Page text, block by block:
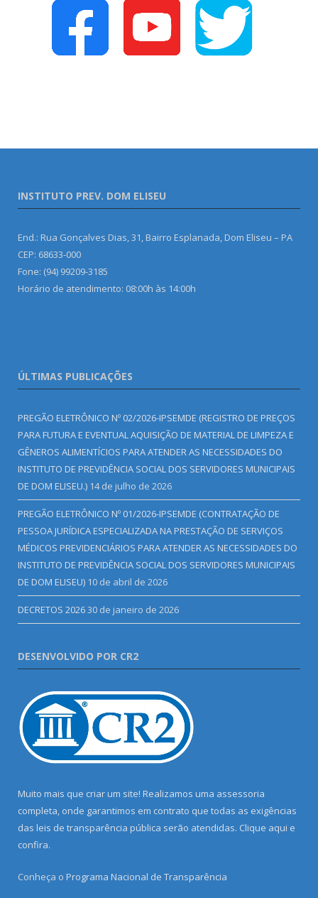
INSTITUTO PREV. DOM ELISEU
End.: Rua Gonçalves Dias, 31, Bairro Esplanada, Dom Eliseu – PA
CEP: 68633-000
Fone: (94) 99209-3185
Horário de atendimento: 08:00h às 14:00h
ÚLTIMAS PUBLICAÇÕES
PREGÃO ELETRÔNICO Nº 02/2026-IPSEMDE (REGISTRO DE PREÇOS
PARA FUTURA E EVENTUAL AQUISIÇÃO DE MATERIAL DE LIMPEZA E
GÊNEROS ALIMENTÍCIOS PARA ATENDER AS NECESSIDADES DO
INSTITUTO DE PREVIDÊNCIA SOCIAL DOS SERVIDORES MUNICIPAIS
DE DOM ELISEU.) 14 de julho de 2026
PREGÃO ELETRÔNICO Nº 01/2026-IPSEMDE (CONTRATAÇÃO DE
PESSOA JURÍDICA ESPECIALIZADA NA PRESTAÇÃO DE SERVIÇOS
MÉDICOS PREVIDENCIÁRIOS PARA ATENDER AS NECESSIDADES DO
INSTITUTO DE PREVIDÊNCIA SOCIAL DOS SERVIDORES MUNICIPAIS
DE DOM ELISEU) 10 de abril de 2026
DECRETOS 202630 de janeiro de 2026
DESENVOLVIDO POR CR2
Muito mais que criar um site! Realizamos uma assessoria
completa, onde garantimos em contrato que todas as exigências
das leis de transparência pública serão atendidas. Clique aqui e
confira.
Conheça o Programa Nacional de Transparência